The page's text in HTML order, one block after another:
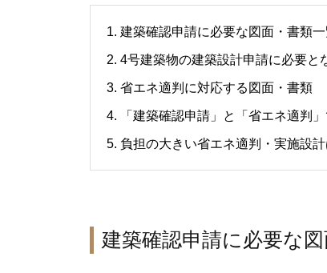
1. 建築確認申請に必要な図面・書類一
2. 4号建築物の建築設計申請に必要と
3. 省エネ適判に対応する図面・書類
4. 「建築確認申請」と「省エネ適判
5. 負担の大きい省エネ適判・実施設
建築確認申請に必要な